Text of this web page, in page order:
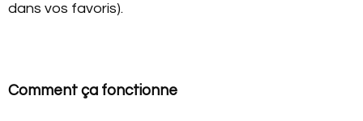
dans vos favoris).
Comment ça fonctionne